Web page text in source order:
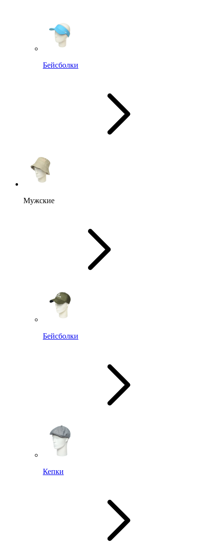
Бейсболки
Мужские
Бейсболки
Кепки